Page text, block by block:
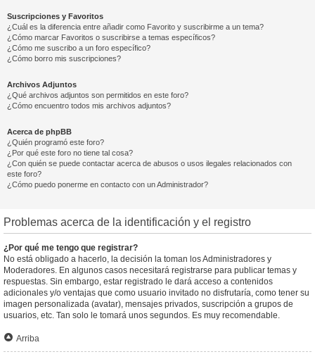
Suscripciones y Favoritos
¿Cuál es la diferencia entre añadir como Favorito y suscribirme a un tema?
¿Cómo marcar Favoritos o suscribirse a temas específicos?
¿Cómo me suscribo a un foro específico?
¿Cómo borro mis suscripciones?
Archivos Adjuntos
¿Qué archivos adjuntos son permitidos en este foro?
¿Cómo encuentro todos mis archivos adjuntos?
Acerca de phpBB
¿Quién programó este foro?
¿Por qué este foro no tiene tal cosa?
¿Con quién se puede contactar acerca de abusos o usos ilegales relacionados con
este foro?
¿Cómo puedo ponerme en contacto con un Administrador?
Problemas acerca de la identificación y el registro
¿Por qué me tengo que registrar?
No está obligado a hacerlo, la decisión la toman los Administradores y
Moderadores. En algunos casos necesitará registrarse para publicar temas y
respuestas. Sin embargo, estar registrado le dará acceso a contenidos
adicionales y/o ventajas que como usuario invitado no disfrutaría, como tener su
imagen personalizada (avatar), mensajes privados, suscripción a grupos de
usuarios, etc. Tan solo le tomará unos segundos. Es muy recomendable.
Arriba